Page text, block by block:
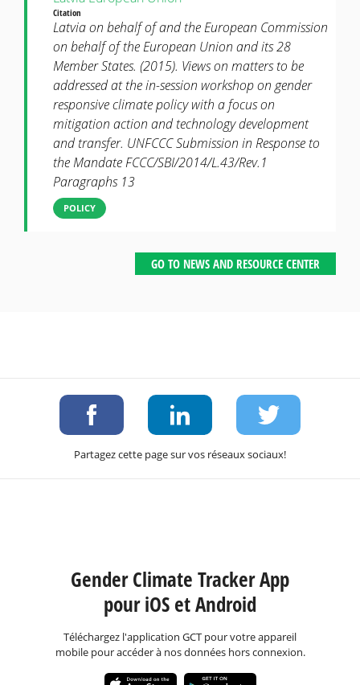
Citation
Latvia on behalf of and the European Commission
on behalf of the European Union and its 28
Member States. (2015). Views on matters to be
addressed at the in-session workshop on gender
responsive climate policy with a focus on
mitigation action and technology development
and transfer. UNFCCC Submission in Response to
the Mandate FCCC/SBI/2014/L.43/Rev.1
Paragraphs 13
POLICY
GO TO NEWS AND RESOURCE CENTER
Partagez cette page sur vos réseaux sociaux!
Gender Climate Tracker App
pour iOS et Android
Téléchargez l'application GCT pour votre appareil
mobile pour accéder à nos données hors connexion.